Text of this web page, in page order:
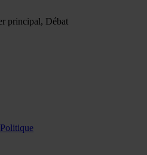
principal, Débat